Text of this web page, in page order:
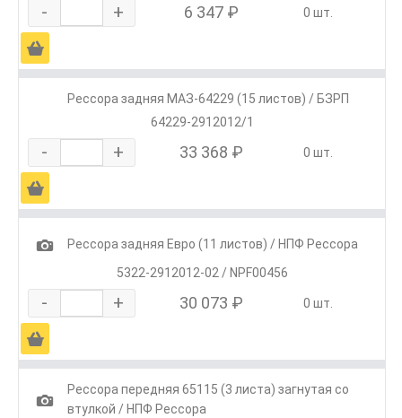
- + 6 347 ₽ 0 шт.
Ä
Рессора задняя МАЗ-64229 (15 листов) / БЗРП
64229-2912012/1
- + 33 368 ₽ 0 шт.
Ä
1
Рессора задняя Евро (11 листов) / НПФ Рессора
5322-2912012-02 / NPF00456
- + 30 073 ₽ 0 шт.
Ä
1
Рессора передняя 65115 (3 листа) загнутая со
втулкой / НПФ Рессора